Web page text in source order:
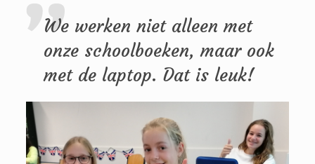
We werken niet alleen met
onze schoolboeken, maar ook
met de laptop. Dat is leuk!